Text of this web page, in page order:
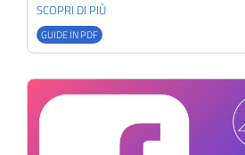
SCOPRI DI PIÙ
GUIDE IN PDF